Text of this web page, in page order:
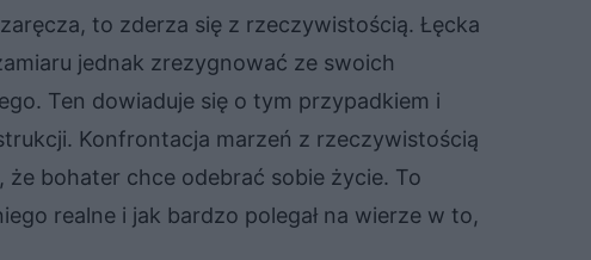
to zderza się z rzeczywistością. Łęcka
jednak zrezygnować ze swoich
Ten dowiaduje się o tym przypadkiem i
Konfrontacja marzeń z rzeczywistością
bohater chce odebrać sobie życie. To
realne i jak bardzo polegał na wierze w to,